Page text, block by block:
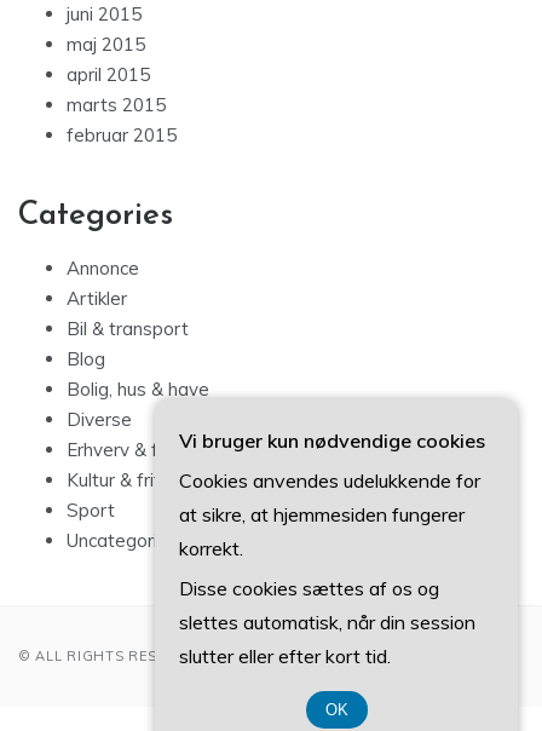
juni 2015
maj 2015
april 2015
marts 2015
februar 2015
Categories
Annonce
Artikler
Bil & transport
Blog
Bolig, hus & have
Diverse
Erhverv & forbrug
Kultur & fritid
Sport
Uncategorized
© ALL RIGHTS RESERVED 2022
Vi bruger kun nødvendige cookies
Cookies anvendes udelukkende for
at sikre, at hjemmesiden fungerer
korrekt.
Disse cookies sættes af os og
slettes automatisk, når din session
slutter eller efter kort tid.
OK